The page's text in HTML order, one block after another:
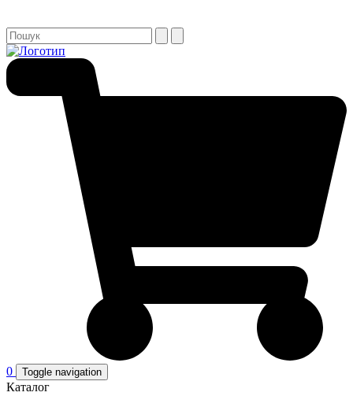
0 Toggle navigation
Каталог